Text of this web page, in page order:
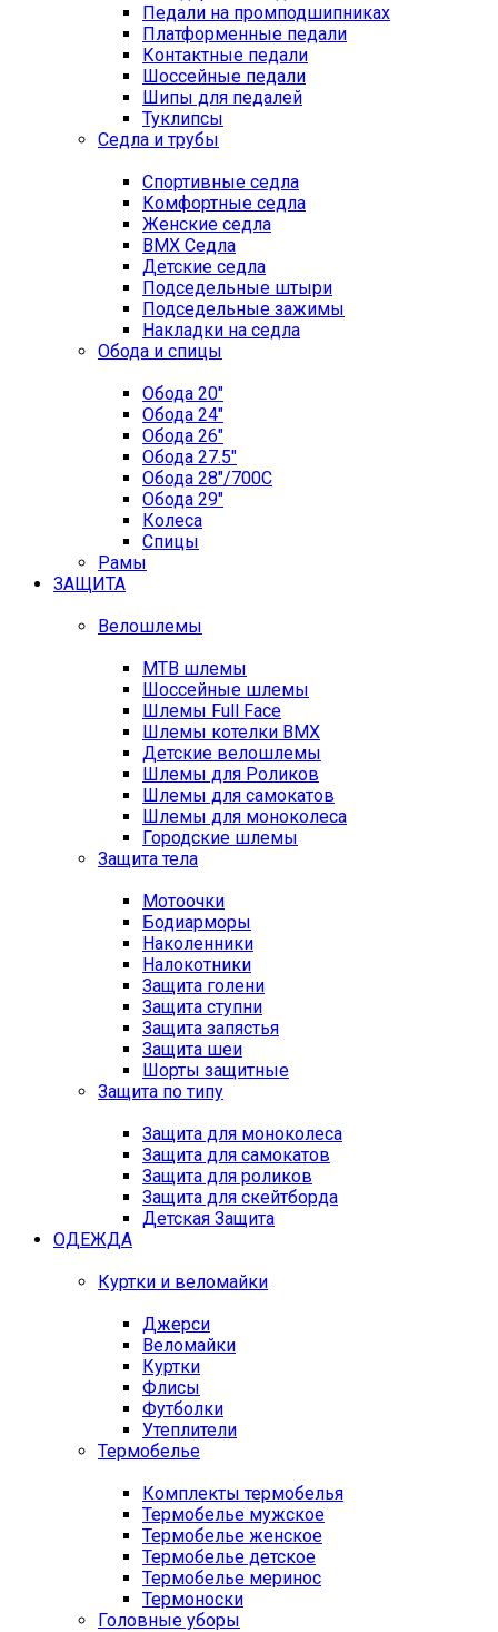
Педали на промподшипниках
Платформенные педали
Контактные педали
Шоссейные педали
Шипы для педалей
Туклипсы
Седла и трубы
Спортивные седла
Комфортные седла
Женские седла
BMX Седла
Детские седла
Подседельные штыри
Подседельные зажимы
Накладки на седла
Обода и спицы
Обода 20"
Обода 24"
Обода 26"
Обода 27.5"
Обода 28"/700C
Обода 29"
Колеса
Спицы
Рамы
ЗАЩИТА
Велошлемы
MTB шлемы
Шоссейные шлемы
Шлемы Full Face
Шлемы котелки BMX
Детские велошлемы
Шлемы для Роликов
Шлемы для самокатов
Шлемы для моноколеса
Городские шлемы
Защита тела
Мотоочки
Бодиарморы
Наколенники
Налокотники
Защита голени
Защита ступни
Защита запястья
Защита шеи
Шорты защитные
Защита по типу
Защита для моноколеса
Защита для самокатов
Защита для роликов
Защита для скейтборда
Детская Защита
ОДЕЖДА
Куртки и веломайки
Джерси
Веломайки
Куртки
Флисы
Футболки
Утеплители
Термобелье
Комплекты термобелья
Термобелье мужское
Термобелье женское
Термобелье детское
Термобелье меринос
Термоноски
Головные уборы